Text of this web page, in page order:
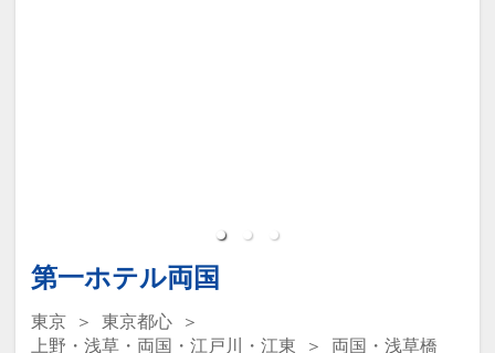
第一ホテル両国
東京
東京都心
上野・浅草・両国・江戸川・江東
両国・浅草橋